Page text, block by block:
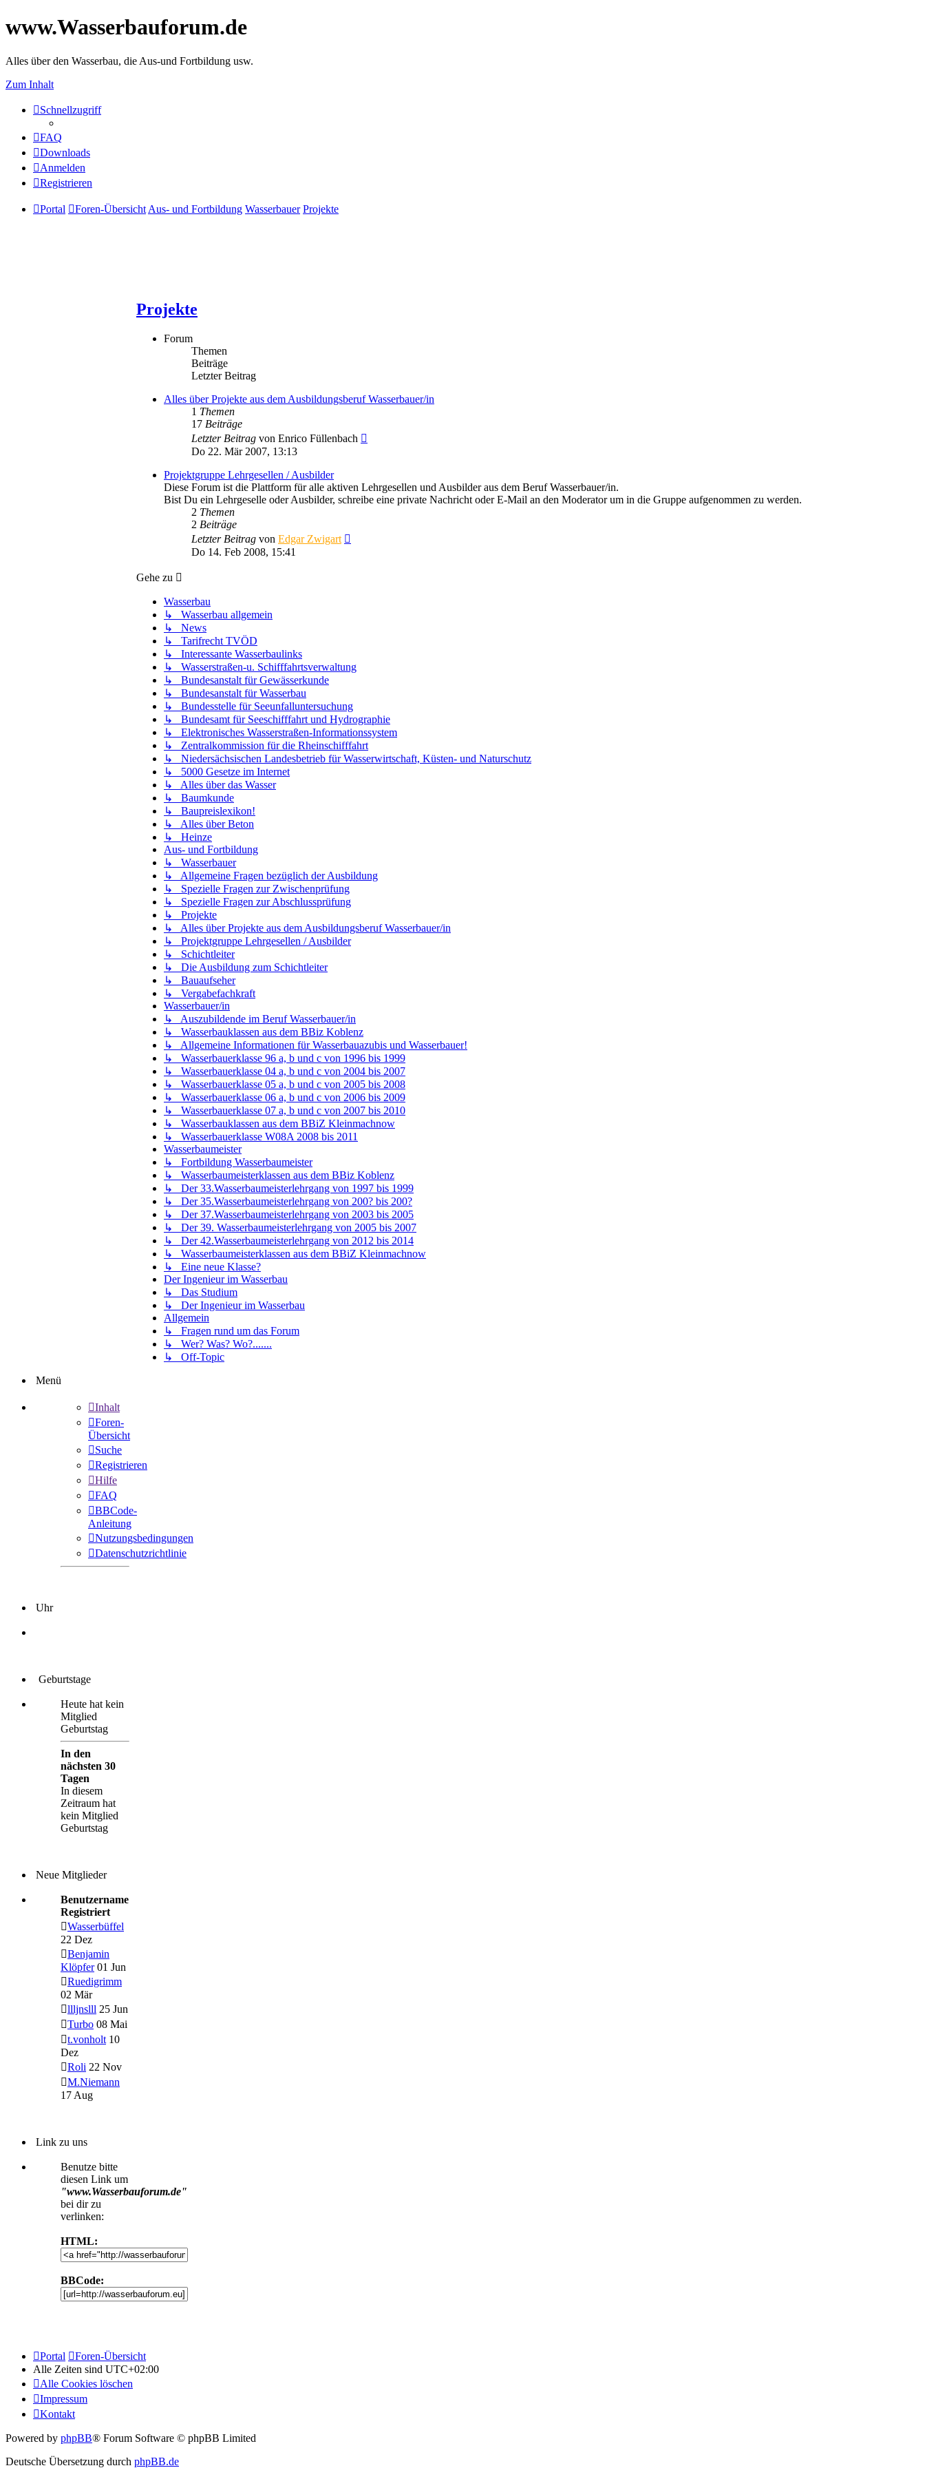
www.Wasserbauforum.de
Alles über den Wasserbau, die Aus-und Fortbildung usw.
Zum Inhalt
Schnellzugriff
FAQ
Downloads
Anmelden
Registrieren
Portal Foren-Übersicht Aus- und Fortbildung Wasserbauer Projekte
Projekte
Forum
Themen
Beiträge
Letzter Beitrag
Alles über Projekte aus dem Ausbildungsberuf Wasserbauer/in
1 Themen
17 Beiträge
Letzter Beitrag von Enrico Füllenbach
Do 22. Mär 2007, 13:13
Projektgruppe Lehrgesellen / Ausbilder
Diese Forum ist die Plattform für alle aktiven Lehrgesellen und Ausbilder aus dem Beruf Wasserbauer/in.
Bist Du ein Lehrgeselle oder Ausbilder, schreibe eine private Nachricht oder E-Mail an den Moderator um in die Gruppe aufgenommen zu werden.
2 Themen
2 Beiträge
Letzter Beitrag von Edgar Zwigart
Do 14. Feb 2008, 15:41
Gehe zu
Wasserbau
↳ Wasserbau allgemein
↳ News
↳ Tarifrecht TVÖD
↳ Interessante Wasserbaulinks
↳ Wasserstraßen-u. Schifffahrtsverwaltung
↳ Bundesanstalt für Gewässerkunde
↳ Bundesanstalt für Wasserbau
↳ Bundesstelle für Seeunfalluntersuchung
↳ Bundesamt für Seeschifffahrt und Hydrographie
↳ Elektronisches Wasserstraßen-Informationssystem
↳ Zentralkommission für die Rheinschifffahrt
↳ Niedersächsischen Landesbetrieb für Wasserwirtschaft, Küsten- und Naturschutz
↳ 5000 Gesetze im Internet
↳ Alles über das Wasser
↳ Baumkunde
↳ Baupreislexikon!
↳ Alles über Beton
↳ Heinze
Aus- und Fortbildung
↳ Wasserbauer
↳ Allgemeine Fragen bezüglich der Ausbildung
↳ Spezielle Fragen zur Zwischenprüfung
↳ Spezielle Fragen zur Abschlussprüfung
↳ Projekte
↳ Alles über Projekte aus dem Ausbildungsberuf Wasserbauer/in
↳ Projektgruppe Lehrgesellen / Ausbilder
↳ Schichtleiter
↳ Die Ausbildung zum Schichtleiter
↳ Bauaufseher
↳ Vergabefachkraft
Wasserbauer/in
↳ Auszubildende im Beruf Wasserbauer/in
↳ Wasserbauklassen aus dem BBiz Koblenz
↳ Allgemeine Informationen für Wasserbauazubis und Wasserbauer!
↳ Wasserbauerklasse 96 a, b und c von 1996 bis 1999
↳ Wasserbauerklasse 04 a, b und c von 2004 bis 2007
↳ Wasserbauerklasse 05 a, b und c von 2005 bis 2008
↳ Wasserbauerklasse 06 a, b und c von 2006 bis 2009
↳ Wasserbauerklasse 07 a, b und c von 2007 bis 2010
↳ Wasserbauklassen aus dem BBiZ Kleinmachnow
↳ Wasserbauerklasse W08A 2008 bis 2011
Wasserbaumeister
↳ Fortbildung Wasserbaumeister
↳ Wasserbaumeisterklassen aus dem BBiz Koblenz
↳ Der 33.Wasserbaumeisterlehrgang von 1997 bis 1999
↳ Der 35.Wasserbaumeisterlehrgang von 200? bis 200?
↳ Der 37.Wasserbaumeisterlehrgang von 2003 bis 2005
↳ Der 39. Wasserbaumeisterlehrgang von 2005 bis 2007
↳ Der 42.Wasserbaumeisterlehrgang von 2012 bis 2014
↳ Wasserbaumeisterklassen aus dem BBiZ Kleinmachnow
↳ Eine neue Klasse?
Der Ingenieur im Wasserbau
↳ Das Studium
↳ Der Ingenieur im Wasserbau
Allgemein
↳ Fragen rund um das Forum
↳ Wer? Was? Wo?.......
↳ Off-Topic
Menü
Inhalt
Foren-
Übersicht
Suche
Registrieren
Hilfe
FAQ
BBCode-
Anleitung
Nutzungsbedingungen
Datenschutzrichtlinie
Uhr
Geburtstage
Heute hat kein
Mitglied
Geburtstag
In den
nächsten 30
Tagen
In diesem
Zeitraum hat
kein Mitglied
Geburtstag
Neue Mitglieder
Benutzername
Registriert
Wasserbüffel
22 Dez
Benjamin
Klöpfer 01 Jun
Ruedigrimm
02 Mär
llljnslll 25 Jun
Turbo 08 Mai
t.vonholt 10
Dez
Roli 22 Nov
M.Niemann
17 Aug
Link zu uns
Benutze bitte
diesen Link um
"www.Wasserbauforum.de"
bei dir zu
verlinken:
HTML:
BBCode:
Portal
Foren-Übersicht
Alle Zeiten sind UTC+02:00
Alle Cookies löschen
Impressum
Kontakt
Powered by phpBB® Forum Software © phpBB Limited
Deutsche Übersetzung durch phpBB.de